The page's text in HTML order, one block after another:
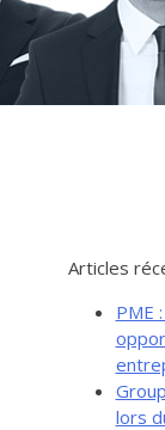
Articles
PME
lors